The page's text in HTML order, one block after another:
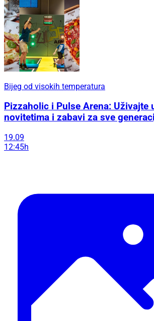
Bijeg od visokih temperatura
Pizzaholic i Pulse Arena: Uživajte
novitetima i zabavi za sve
19.09
12:45h